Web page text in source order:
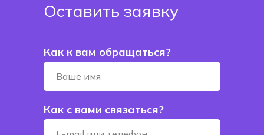
Оставить заявку
Как к вам обращаться?
Как с вами связаться?